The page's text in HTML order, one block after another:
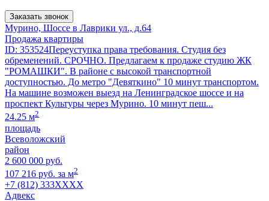
Заказать звонок
Мурино, Шоссе в Лаврики ул., д.64
Продажа квартиры
ID: 353524Переуступка права требования. Студия без
обременений. СРОЧНО. Предлагаем к продаже студию ЖК
"РОМАШКИ". В районе с высокой транспортной
доступностью. До метро "Девяткино" 10 минут транспортом.
На машине возможен выезд на Ленинградское шоссе и на
проспект Культуры через Мурино. 10 минут пеш...
24.25 м2
площадь
Всеволожский
район
2 600 000 руб.
107 216 руб. за м2
+7 (812) 333XXXX
Адвекс